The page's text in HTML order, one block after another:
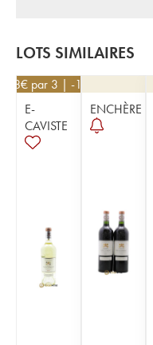
LOTS SIMILAIRES
108€ par 3 | -10%
E-
CAVISTE
ENCHÈRE